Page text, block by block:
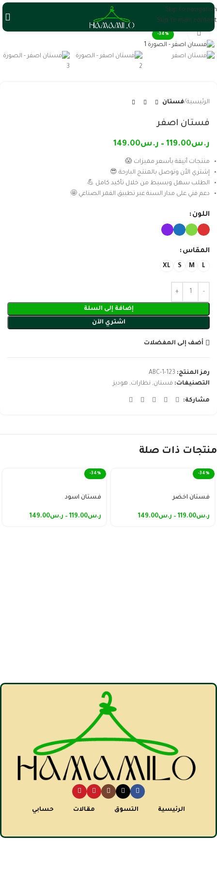
Skip to navigation
Skip to main content
-34%
Click to enlarge
الرئيسية فستان
فستان اصفر
ر.س119.00
– ر.س149.00
منتجات أنيقة بأسعر مميزات 😱
إشتري الأن وتوصل بالمنتج البارحة 😎
الطلب سهل وبسيط من خلال تأكيد كامل 💪
دعم فني على مدار السنة عبر تطبيق القمر الصناعي 🤩
اللون
المقاس
L
M
S
XL
إضافة إلى السلة
اشتري الآن
أضف إلى المفضلات
رمز المنتج: 123-ABC-1
التصنيفات: فستان, نظارات, هوديز
مشاركة:
منتجات ذات صلة
-34%
فستان اخضر
ر.س119.00
– ر.س149.00
-34%
فستان اسود
ر.س119.00
– ر.س149.00
الرئيسية التسوق مقالات حسابي